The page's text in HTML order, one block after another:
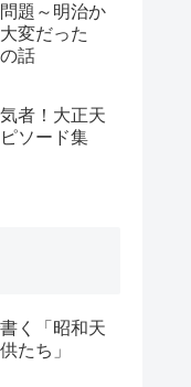
題～明治か
変だった
話
者！大正天
ソード集
く「昭和天
たち」